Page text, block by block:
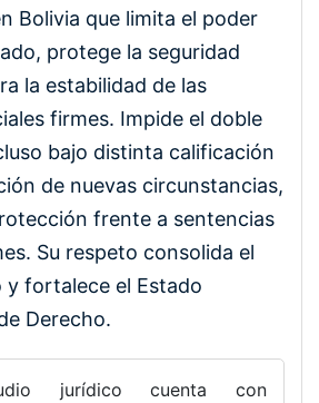
Bolivia que limita el poder
protege la seguridad
la estabilidad de las
firmes. Impide el doble
bajo distinta calificación
de nuevas circunstancias,
frente a sentencias
Su respeto consolida el
y fortalece el Estado
Derecho.
jurídico cuenta con